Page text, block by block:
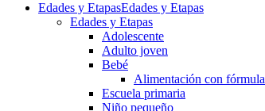
Edades y EtapasEdades y Etapas
Edades y Etapas
Adolescente
Adulto joven
Bebé
Alimentación con fórmula
Escuela primaria
Niño pequeño